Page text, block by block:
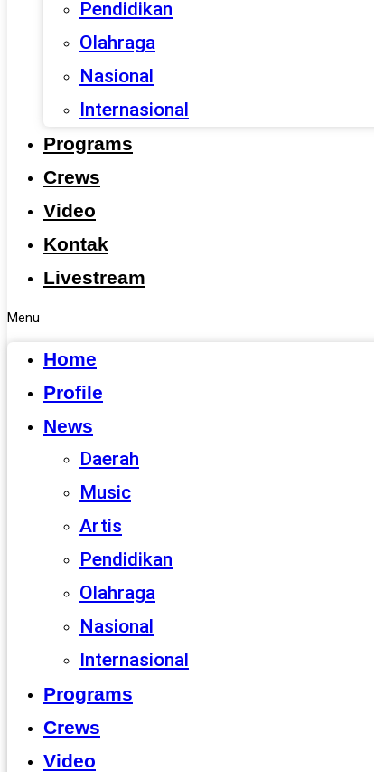
Pendidikan
Olahraga
Nasional
Internasional
Programs
Crews
Video
Kontak
Livestream
Menu
Home
Profile
News
Daerah
Music
Artis
Pendidikan
Olahraga
Nasional
Internasional
Programs
Crews
Video